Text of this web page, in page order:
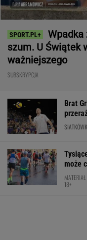
Wpadka
szum. U Świątek
ważniejszego
SUBSKRYPCJA
Brat
może
MATERIAŁ
18+